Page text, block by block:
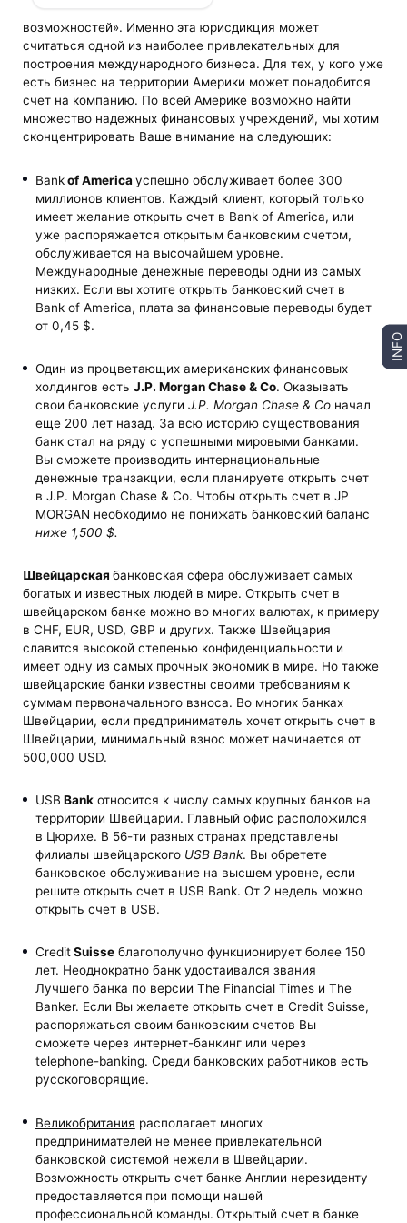
возможностей». Именно эта юрисдикция может
считаться одной из наиболее привлекательных для
построения международного бизнеса. Для тех, у кого уже
есть бизнес на территории Америки может понадобится
счет на компанию. По всей Америке возможно найти
множество надежных финансовых учреждений, мы хотим
сконцентрировать Ваше внимание на следующих:
Bank of America успешно обслуживает более 300
миллионов клиентов. Каждый клиент, который только
имеет желание открыть счет в Bank of America, или
уже распоряжается открытым банковским счетом,
обслуживается на высочайшем уровне.
Международные денежные переводы одни из самых
низких. Если вы хотите открыть банковский счет в
Bank of Americа, плата за финансовые переводы будет
от 0,45 $.
Один из процветающих американских финансовых
холдингов есть J.P. Morgan Chase& Co. Оказывать
свои банковские услуги J.P. Morgan Chase& Co начал
еще 200 лет назад. За всю историю существования
банк стал на ряду с успешными мировыми банками.
Вы сможете производить интернациональные
денежные транзакции, если планируете открыть счет
в J.P. Morgan Chase & Co. Чтобы открыть счет в JP
MORGAN необходимо не понижать банковский баланс
ниже 1,500 $.
Швейцарскаябанковская сфера обслуживает самых
богатых и известных людей в мире. Открыть счет в
швейцарском банке можно во многих валютах, к примеру
в CHF, EUR, USD, GBP и других. Также Швейцария
славится высокой степенью конфиденциальности и
имеет одну из самых прочных экономик в мире. Но также
швейцарские банки известны своими требованиям к
суммам первоначального взноса. Во многих банках
Швейцарии, если предприниматель хочет открыть счет в
Швейцарии, минимальный взнос может начинается от
500,000 USD.
USB Bankотносится к числу самых крупных банков на
территории Швейцарии. Главный офис расположился
в Цюрихе. В 56-ти разных странах представлены
филиалы швейцарского USB Bank. Вы обретете
банковское обслуживание на высшем уровне, если
решите открыть счет в USB Bank. От 2 недель можно
открыть счет в USB.
Credit Suisseблагополучно функционирует более 150
лет. Неоднократно банк удостаивался звания
Лучшего банка по версии The Financial Times и The
Banker. Если Вы желаете открыть счет в Credit Suisse,
распоряжаться своим банковским счетов Вы
сможете через интернет-банкинг или через
telephone-banking. Среди банковских работников есть
русскоговорящие.
Великобритания располагает многих
предпринимателей не менее привлекательной
банковской системой нежели в Швейцарии.
Возможность открыть счет банке Англии нерезиденту
предоставляется при помощи нашей
профессиональной команды. Открытый счет в банке
INFO